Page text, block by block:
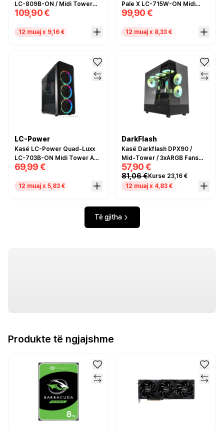
LC-809B-ON / Midi Tower
ATX / USB-C / USB 3.2 / HD
109,90 €
12 muaj x 9,16 €
Pale X LC-715W-ON Midi
Tower ATX / 4x120mm ARGB
Bardhë
99,90 €
12 muaj x 8,33 €
LC-Power
Kasë LC-Power Quad-Luxx
LC-703B-ON Midi Tower ATX
/ 4x120mm 256C RGB Fans /
Zezë
69,99 €
12 muaj x 5,83 €
DarkFlash
Kasë Darkflash DPX90 /
Mid‑Tower / 3xARGB Fans
120mm – Zezë
57,90 €
81,06 €Kurse 23,16 €
12 muaj x 4,83 €
Të gjitha
Produkte të ngjajshme